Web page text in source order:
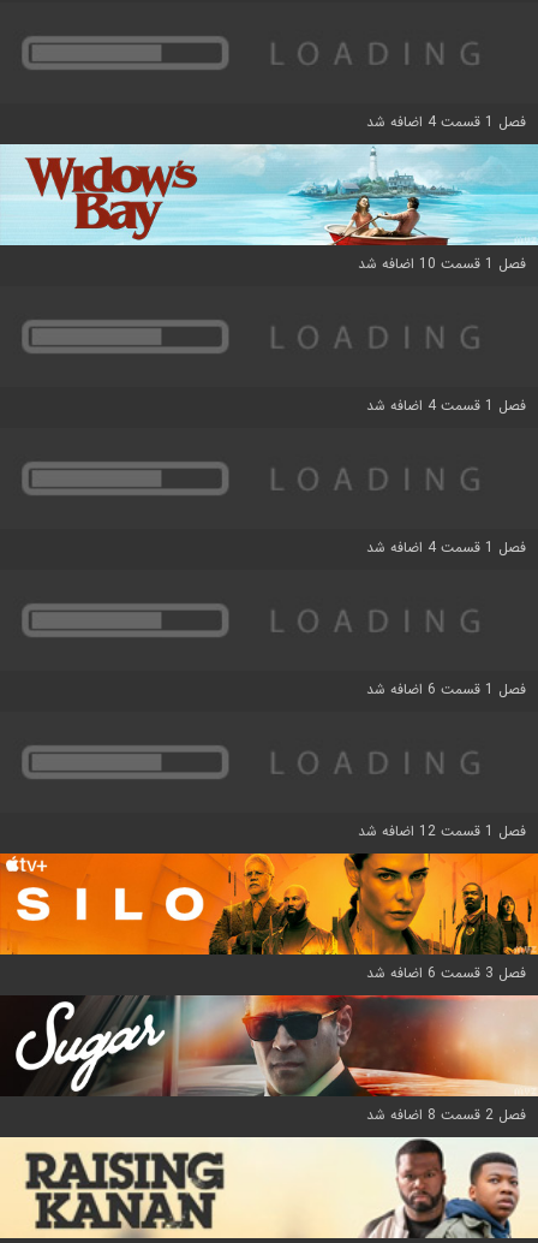
فصل 1 قسمت 4 اضافه شد
فصل 1 قسمت 10 اضافه شد
فصل 1 قسمت 4 اضافه شد
فصل 1 قسمت 4 اضافه شد
فصل 1 قسمت 6 اضافه شد
فصل 1 قسمت 12 اضافه شد
فصل 3 قسمت 6 اضافه شد
فصل 2 قسمت 8 اضافه شد